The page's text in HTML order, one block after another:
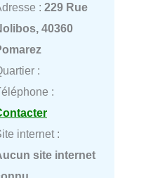
: 229 Rue
40360
:
:
internet :
site internet